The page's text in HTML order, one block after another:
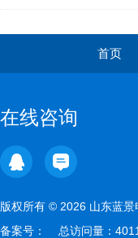
首页
在线咨询
版权所有 © 2026 山东蓝
备案号：
总访问量：